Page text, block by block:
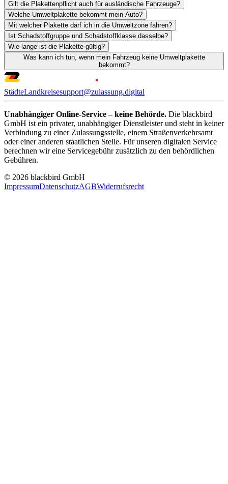
Gilt die Plakettenpflicht auch für ausländische Fahrzeuge?
Welche Umweltplakette bekommt mein Auto?
Mit welcher Plakette darf ich in die Umweltzone fahren?
Ist Schadstoffgruppe und Schadstoffklasse dasselbe?
Wie lange ist die Plakette gültig?
Was kann ich tun, wenn mein Fahrzeug keine Umweltplakette
bekommt?
StädteLandkreisesupport@zulassung.digital
Unabhängiger Online-Service – keine Behörde. Die blackbird
GmbH ist ein privater, unabhängiger Dienstleister und steht in keiner
Verbindung zu einer Zulassungsstelle, einem Straßenverkehrsamt
oder einer anderen staatlichen Stelle. Für unseren digitalen Service
berechnen wir eine Servicegebühr zusätzlich zu den behördlichen
Gebühren.
© 2026 blackbird GmbH
ImpressumDatenschutzAGBWiderrufsrecht